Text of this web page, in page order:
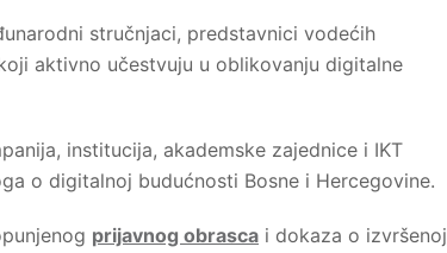
stručnjaci, predstavnici vodećih
aktivno učestvuju u oblikovanju digitalne
institucija, akademske zajednice i IKT
o digitalnoj budućnosti Bosne i Hercegovine.
prijavnog obrasca i dokaza o izvršenoj